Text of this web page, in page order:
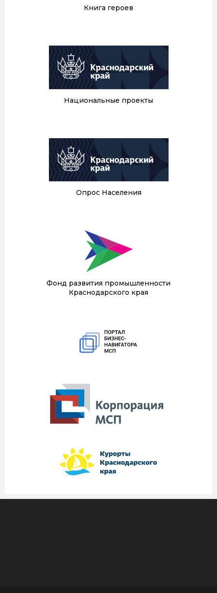
Книга героев
Национальные проекты
Опрос Населения
Фонд развития промышленности
Краснодарского края